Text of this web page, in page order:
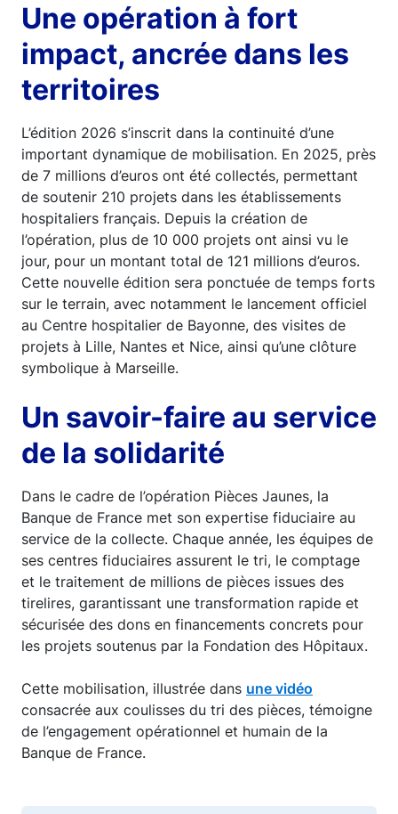
Une opération à fort
impact, ancrée dans les
territoires
L’édition 2026 s’inscrit dans la continuité d’une
important dynamique de mobilisation. En 2025, près
de 7 millions d’euros ont été collectés, permettant
de soutenir 210 projets dans les établissements
hospitaliers français. Depuis la création de
l’opération, plus de 10 000 projets ont ainsi vu le
jour, pour un montant total de 121 millions d’euros.
Cette nouvelle édition sera ponctuée de temps forts
sur le terrain, avec notamment le lancement officiel
au Centre hospitalier de Bayonne, des visites de
projets à Lille, Nantes et Nice, ainsi qu’une clôture
symbolique à Marseille.
Un savoir-faire au service
de la solidarité
Dans le cadre de l’opération Pièces Jaunes, la
Banque de France met son expertise fiduciaire au
service de la collecte. Chaque année, les équipes de
ses centres fiduciaires assurent le tri, le comptage
et le traitement de millions de pièces issues des
tirelires, garantissant une transformation rapide et
sécurisée des dons en financements concrets pour
les projets soutenus par la Fondation des Hôpitaux.
Cette mobilisation, illustrée dans une vidéo
consacrée aux coulisses du tri des pièces, témoigne
de l’engagement opérationnel et humain de la
Banque de France.